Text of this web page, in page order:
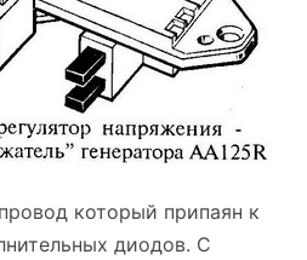
который припаян к
диодов. С